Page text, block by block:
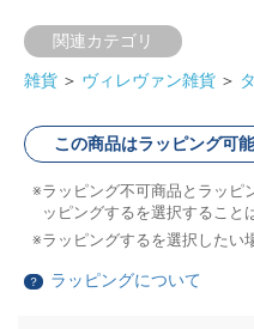
関連カテゴリ
雑貨 ＞ ヴィレヴァン雑貨 ＞
この商品はラッピング可
ラッピング不可商品とラッピ
ッピングするを選択すること
ラッピングするを選択したい
？ ラッピングについて